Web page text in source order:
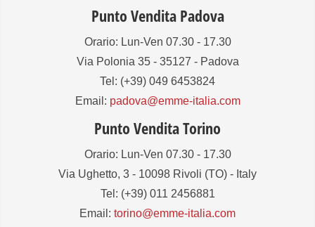
Punto Vendita Padova
Orario: Lun-Ven 07.30 - 17.30
Via Polonia 35 - 35127 - Padova
Tel: (+39) 049 6453824
Email: padova@emme-italia.com
Punto Vendita Torino
Orario: Lun-Ven 07.30 - 17.30
Via Ughetto, 3 - 10098 Rivoli (TO) - Italy
Tel: (+39) 011 2456881
Email: torino@emme-italia.com